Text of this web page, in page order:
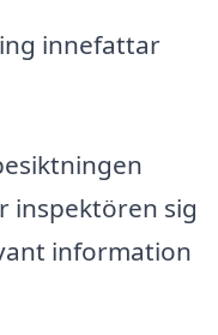
innefattar
inspektören sig
information